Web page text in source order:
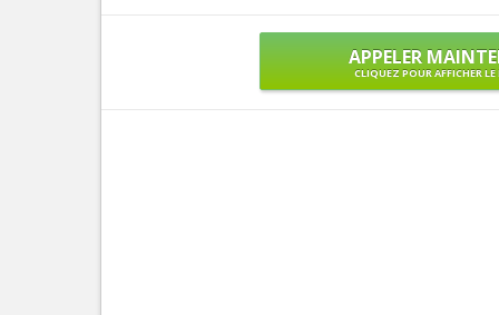
APPELER
CLIQUEZ POUR AFFICHER